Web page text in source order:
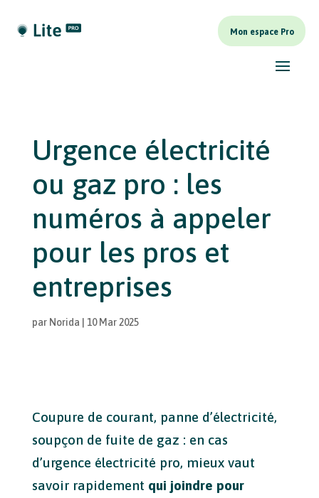
Mon espace Pro
Urgence électricité
ou gaz pro : les
numéros à appeler
pour les pros et
entreprises
par Norida 10 Mar 2025
Coupure de courant, panne d’électricité,
soupçon de fuite de gaz : en cas
d’urgence électricité pro, mieux vaut
savoir rapidement qui joindre pour